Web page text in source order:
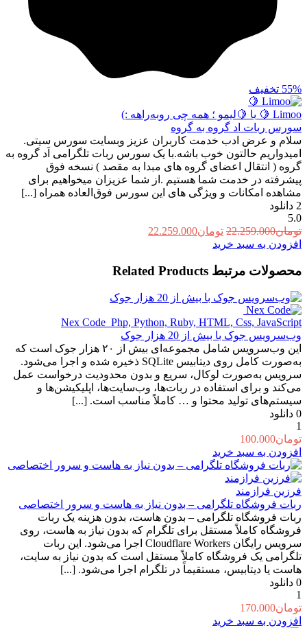
55% تخفیف
Limoo 🍋
با 🍋لیمو ؛ همه چی رو‌به‌راهه :)
سورس ربات اد گروه به گروه
سلام و عرض ادب خدمت کاربران عزیز وبسایت سورس سیتی.
امیدواریم حالتون خوب باشه.با یک سورس ربات تلگرامی اَد گروه به
گروه ( انتقال اعضای گروه های مبدا به مقصد ) نسخه فوق
پیشرفته در خدمت شما هستیم .از شما عزیزان میخواهیم برای
مشاهده امکانات و ویژگی های این سورس فوق‌العاده همراه [...]
2 دانلود
5.0
تومان22.259.000 قیمت
اصلی:
بود.
تومان22.259.000
افزودن به سبد خرید
محصولات مرتبط Related Products
Nex Code ‌ Php, Python, Ruby, HTML, Css, JavaScript
وب‌سرویس جوک با بیش از 20 هزار جوک
این وب‌سرویس شامل مجموعه‌ای بیش از ۲۰ هزار جوک است که
به‌صورت کامل روی دیتابیس SQLite ذخیره شده و اجرا می‌شود.
سرویس به‌صورت لوکال، سریع و بدون محدودیت درخواست عمل
می‌کند و برای استفاده در ربات‌ها، وب‌سایت‌ها، اپلیکیشن‌ها و
سیستم‌های تولید محتوا و … کاملاً مناسب است. [...]
0 دانلود
1
تومان100.000
افزودن به سبد خرید
فرزین فرازمند
ربات فروشگاه تلگرامی – بدون نیاز به هاست و سرور اختصاصی
ربات فروشگاه تلگرامی – بدون هاست، بدون هزینه یک ربات
فروشگاه کاملاً مستقل برای تلگرام که بدون نیاز به هاست، روی
سرویس رایگان Cloudflare Workers اجرا می‌شود. این ربات
تلگرامی یک فروشگاه کاملاً مستقل است که بدون نیاز به سایت،
هاست یا دیتابیس، مستقیماً در تلگرام اجرا می‌شود. [...]
0 دانلود
1
تومان170.000
افزودن به سبد خرید